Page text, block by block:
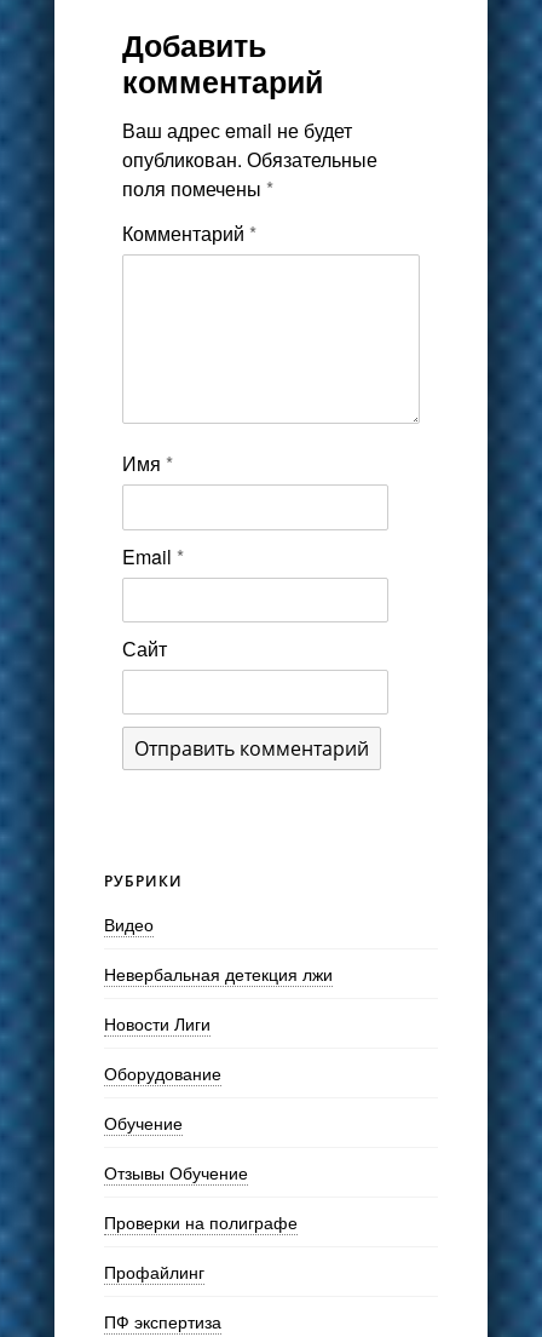
Добавить
комментарий
Ваш адрес email не будет
опубликован. Обязательные
поля помечены *
Комментарий *
Имя *
Email *
Сайт
РУБРИКИ
Видео
Невербальная детекция лжи
Новости Лиги
Оборудование
Обучение
Отзывы Обучение
Проверки на полиграфе
Профайлинг
ПФ экспертиза